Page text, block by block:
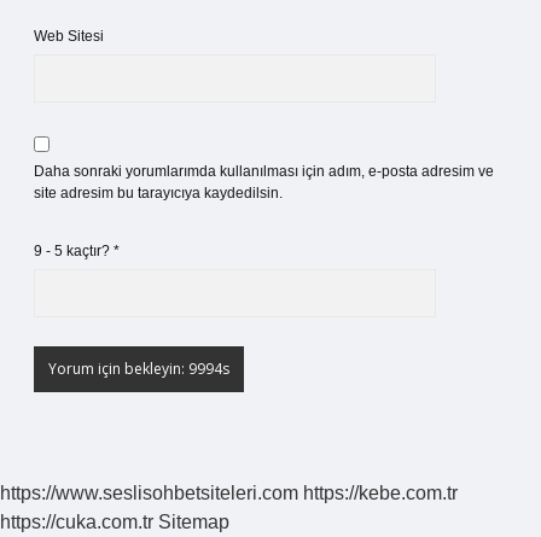
Web Sitesi
Daha sonraki yorumlarımda kullanılması için adım, e-posta adresim ve
site adresim bu tarayıcıya kaydedilsin.
9 - 5 kaçtır? *
https://www.seslisohbetsiteleri.com https://kebe.com.tr
https://cuka.com.tr Sitemap